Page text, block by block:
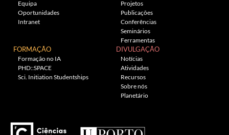
Equipa
Oportunidades
Intranet
Projetos
Publicações
Conferências
Seminários
Ferramentas
FORMAÇÃO
Formação no IA
PHD::SPACE
Sci. Initiation Studentships
DIVULGAÇÃO
Notícias
Atividades
Recursos
Sobre nós
Planetário